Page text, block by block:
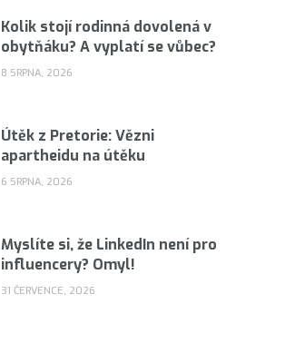
Kolik stojí rodinná dovolená v
obytňáku? A vyplatí se vůbec?
8 SRPNA, 2026
Útěk z Pretorie: Vězni
apartheidu na útěku
6 SRPNA, 2026
Myslíte si, že LinkedIn není pro
influencery? Omyl!
31 ČERVENCE, 2026